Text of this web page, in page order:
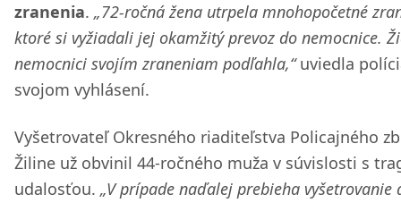
zranenia. „72-ročná žena utrpela mnohopočetné
ktoré si vyžiadali jej okamžitý prevoz do nemocnice.
nemocnici svojím zraneniam podľahla,“uviedla
svojom vyhlásení.
Vyšetrovateľ Okresného riaditeľstva Policajného
Žiline už obvinil 44-ročného muža v súvislosti s
udalosťou. „V prípade naďalej prebieha vyšetrovanie